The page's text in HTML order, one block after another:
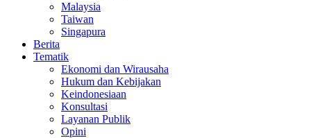
Malaysia
Taiwan
Singapura
Berita
Tematik
Ekonomi dan Wirausaha
Hukum dan Kebijakan
Keindonesiaan
Konsultasi
Layanan Publik
Opini